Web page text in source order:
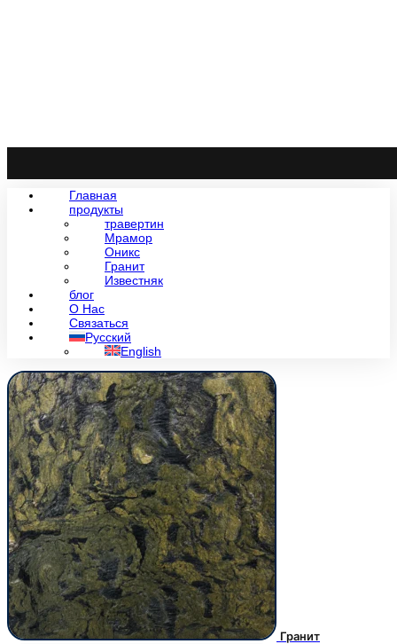
Главная
продукты
травертин
Мрамор
Оникс
Гранит
Известняк
блог
О Нас
Связаться
Русский
English
Гранит